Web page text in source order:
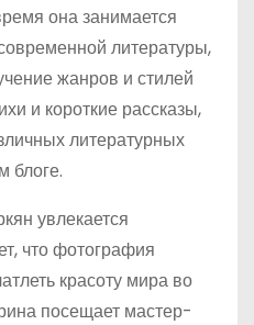
она занимается
литературы,
жанров и стилей
и короткие рассказы,
литературных
блоге.
увлекается
что фотография
красоту мира во
посещает мастер-